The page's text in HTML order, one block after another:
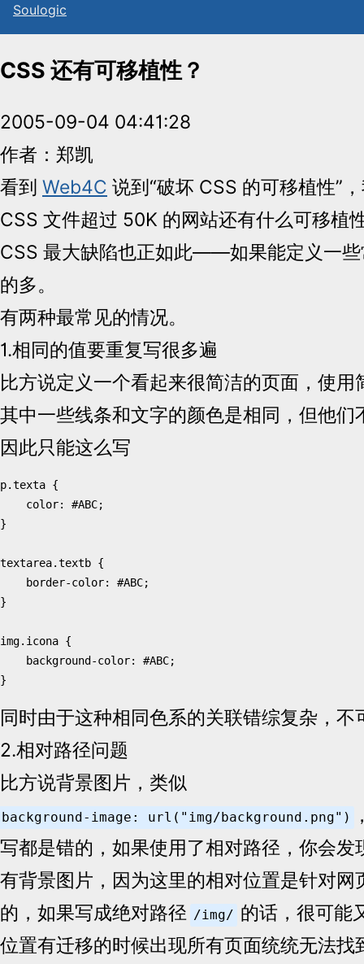
Soulogic
CSS 还有可移植性？
2005-09-04 04:41:28
作者：郑凯
看到 Web4C 说到“破坏 CSS 的可移植性”
CSS 文件超过 50K 的网站还有什么可移植
CSS 最大缺陷也正如此——如果能定义一些
的多。
有两种最常见的情况。
1.相同的值要重复写很多遍
比方说定义一个看起来很简洁的页面，使用
其中一些线条和文字的颜色是相同，但他们
因此只能这么写
p.texta {
}
textarea.textb {
}
img.icona {
同时由于这种相同色系的关联错综复杂，不
2.相对路径问题
比方说背景图片，类似
background-image: url("img/background.png")
写都是错的，如果使用了相对路径，你会发
有背景图片，因为这里的相对位置是针对网
的，如果写成绝对路径 /img/ 的话，很可能
位置有迁移的时候出现所有页面统统无法找